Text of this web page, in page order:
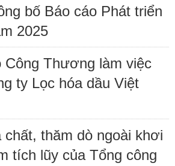
bố Báo cáo Phát triển
2025
Công Thương làm việc
ty Lọc hóa dầu Việt
chất, thăm dò ngoài khơi
tích lũy của Tổng công